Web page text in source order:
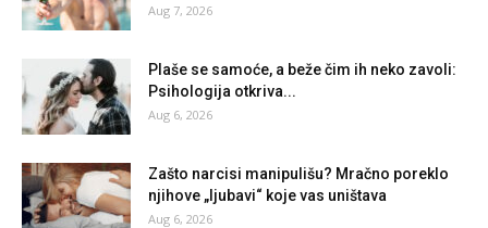
Aug 7, 2026
Plaše se samoće, a beže čim ih neko zavoli:
Psihologija otkriva...
Aug 6, 2026
Zašto narcisi manipulišu? Mračno poreklo
njihove „ljubavi“ koje vas uništava
Aug 6, 2026